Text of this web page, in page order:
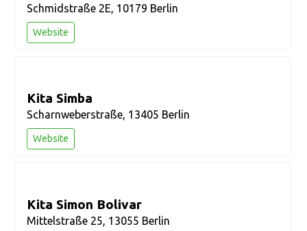
Schmidstraße 2E, 10179 Berlin
Website
Kita Simba
Scharnweberstraße, 13405 Berlin
Website
Kita Simon Bolivar
Mittelstraße 25, 13055 Berlin